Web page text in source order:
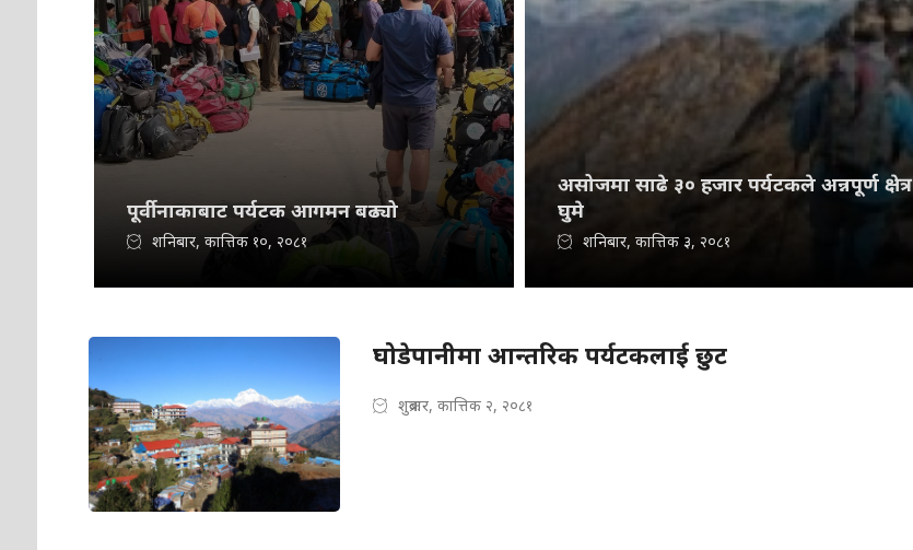
पूर्वीनाकाबाट पर्यटक आगमन बढ्यो
शनिबार, कात्तिक १०, २०८१
असोजमा साढे ३० हजार पर्यटकले अन्नपूर्ण क्षेत्र
घुमे
शनिबार, कात्तिक ३, २०८१
घोडेपानीमा आन्तरिक पर्यटकलाई छुट
शुक्रबार, कात्तिक २, २०८१